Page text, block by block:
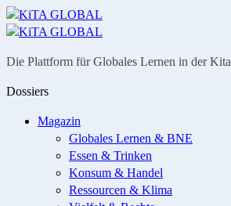
Menü
Suche
Die Plattform für Globales Lernen in der Kita
Dossiers
Magazin
Globales Lernen & BNE
Essen & Trinken
Konsum & Handel
Ressourcen & Klima